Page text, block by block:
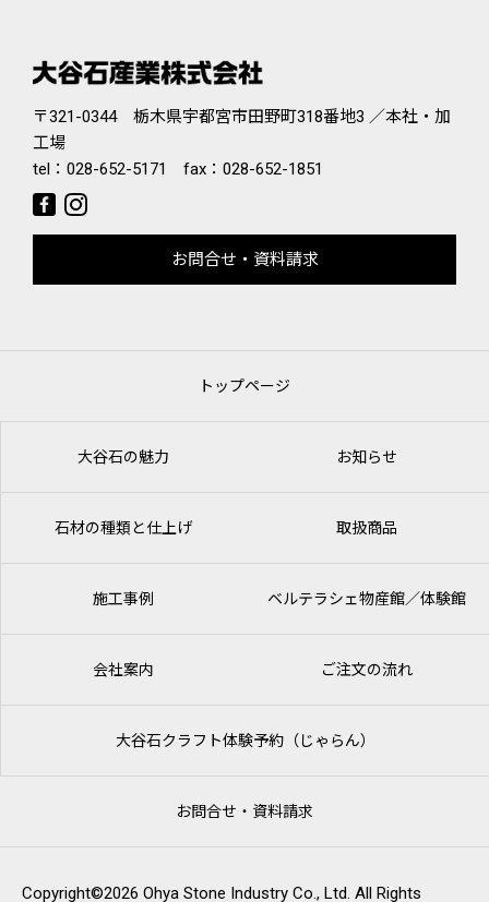
〒321-0344 栃木県宇都宮市田野町318番地3 ／本社・加
工場
tel： 028-652-5171 fax：028-652-1851
お問合せ・資料請求
トップページ
大谷石の魅力 お知らせ
石材の種類と仕上げ 取扱商品
施工事例 ベルテラシェ物産館／体験館
会社案内 ご注文の流れ
大谷石クラフト体験予約（じゃらん）
お問合せ・資料請求
Copyright©2026 Ohya Stone Industry Co., Ltd. All Rights